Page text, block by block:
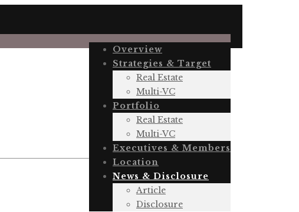
Overview
Strategies & Target
Real Estate
Multi-VC
Portfolio
Real Estate
Multi-VC
Executives & Members
Location
News & Disclosure
Article
Disclosure